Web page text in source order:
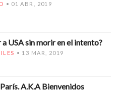
01 ABR, 2019
USA sin morir en el intento?
13 MAR, 2019
A.K.A Bienvenidos